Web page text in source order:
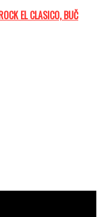
EL CLASICO, BUČ